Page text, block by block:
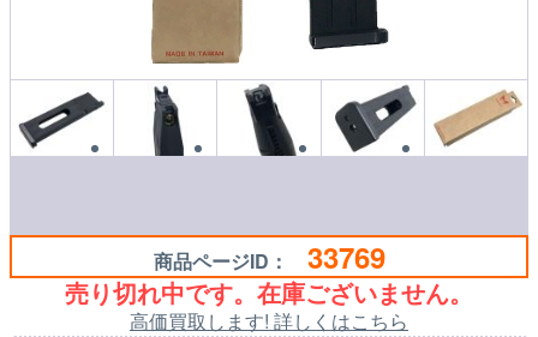
商品ページID： 33769
売り切れ中です。在庫ございません。
高価買取します! 詳しくはこちら